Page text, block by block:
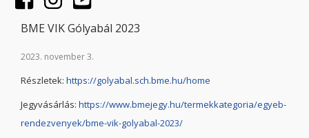
BME VIK Gólyabál 2023
2023. november 3.
Részletek: https://golyabal.sch.bme.hu/home
Jegyvásárlás: https://www.bmejegy.hu/termekkategoria/egyeb-
rendezvenyek/bme-vik-golyabal-2023/